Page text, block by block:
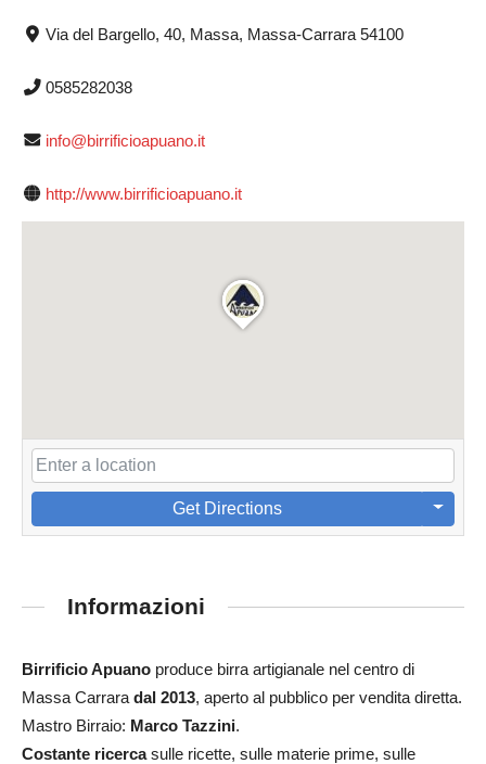
Via del Bargello, 40, Massa, Massa-Carrara 54100
0585282038
info@birrificioapuano.it
http://www.birrificioapuano.it
Get Directions
Informazioni
Birrificio Apuano produce birra artigianale nel centro di
Massa Carrara dal 2013, aperto al pubblico per vendita diretta.
Mastro Birraio: Marco Tazzini.
Costante ricercasulle ricette, sulle materie prime, sulle